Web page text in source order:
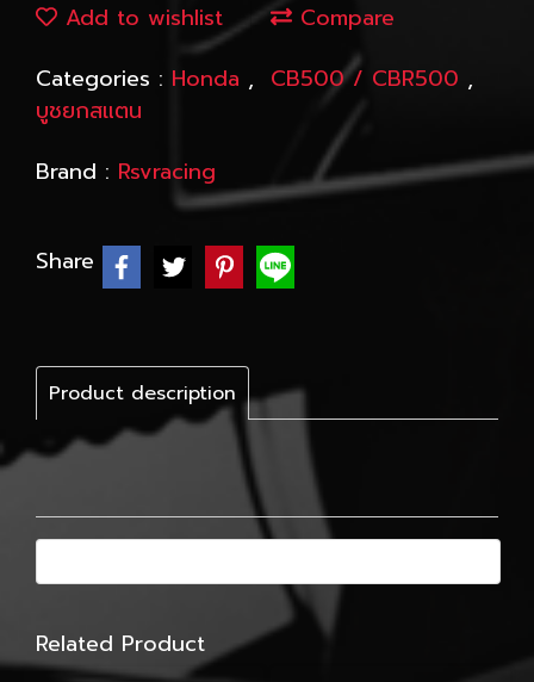
Add to wishlist
Compare
Categories : Honda , CB500 / CBR500 ,
บูชยกสแตน
Brand : Rsvracing
Share
Product description
Related Product